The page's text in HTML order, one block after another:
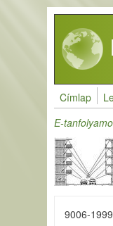
Ugrás a tartalomra
Címlap
E-
9006-